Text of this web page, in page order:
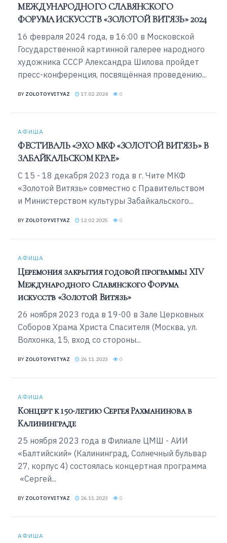
МЕЖДУНАРОДНОГО СЛАВЯНСКОГО
ФОРУМА ИСКУССТВ «ЗОЛОТОЙ ВИТЯЗЬ» 2024
16 февраля 2024 года, в 16:00 в Московской
Государственной картинной галерее народного
художника СССР Александра Шилова пройдет
пресс-конференция, посвящённая проведению...
BY ZOLOTOYVITYAZ 17.02.2024 0
АФИША
ФЕСТИВАЛЬ «ЭХО МКФ «ЗОЛОТОЙ ВИТЯЗЬ» В
ЗАБАЙКАЛЬСКОМ КРАЕ»
С 15 - 18 декабря 2023 года в г. Чите МКФ
«Золотой Витязь» совместно с Правительством
и Министерством культуры Забайкальского...
BY ZOLOTOYVITYAZ 12.02.2025 0
АФИША
Церемония закрытия годовой программы XIV
Международного Славянского Форума
искусств «Золотой Витязь»
26 ноября 2023 года в 19-00 в Зале Церковных
Соборов Храма Христа Спасителя (Москва, ул.
Волхонка, 15, вход со стороны...
BY ZOLOTOYVITYAZ 26.11.2023 0
АФИША
Концерт к 150-летию Сергея Рахманинова в
Калининграде
25 ноября 2023 года в Филиале ЦМШ - АИИ
«Балтийский» (Калининград, Солнечный бульвар
27, корпус 4) состоялась концертная программа
«Сергей...
BY ZOLOTOYVITYAZ 26.11.2023 0
АФИША